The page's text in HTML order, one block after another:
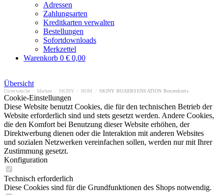
Adressen
Zahlungsarten
Kreditkarten verwalten
Bestellungen
Sofortdownloads
Merkzettel
Warenkorb 0 € 0,00
Übersicht
Unterwäsche Marken SKINY HOM SKINY BOXERSENSATION Boxershorts
Cookie-Einstellungen
Diese Website benutzt Cookies, die für den technischen Betrieb der
Website erforderlich sind und stets gesetzt werden. Andere Cookies,
die den Komfort bei Benutzung dieser Website erhöhen, der
Direktwerbung dienen oder die Interaktion mit anderen Websites
und sozialen Netzwerken vereinfachen sollen, werden nur mit Ihrer
Zustimmung gesetzt.
Konfiguration
Technisch erforderlich
Diese Cookies sind für die Grundfunktionen des Shops notwendig.